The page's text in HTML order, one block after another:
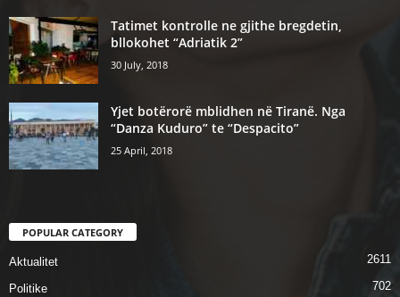
Tatimet kontrolle ne gjithe bregdetin,
bllokohet “Adriatik 2”
30 July, 2018
Yjet botërorë mblidhen në Tiranë. Nga
“Danza Kuduro” te “Despacito”
25 April, 2018
POPULAR CATEGORY
Aktualitet 2611
Politike 702